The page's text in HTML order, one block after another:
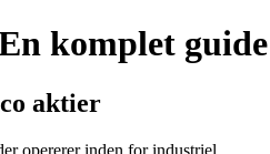
komplet guide
aktier
opererer inden for industriel